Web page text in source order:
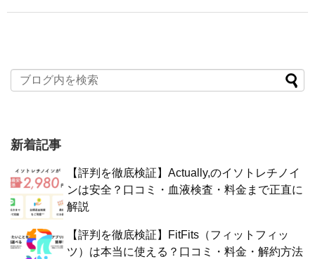
新着記事
【評判を徹底検証】Actually,のイソトレチノイ
ンは安全？口コミ・血液検査・料金まで正直に
解説
【評判を徹底検証】FitFits（フィットフィッ
ツ）は本当に使える？口コミ・料金・解約方法